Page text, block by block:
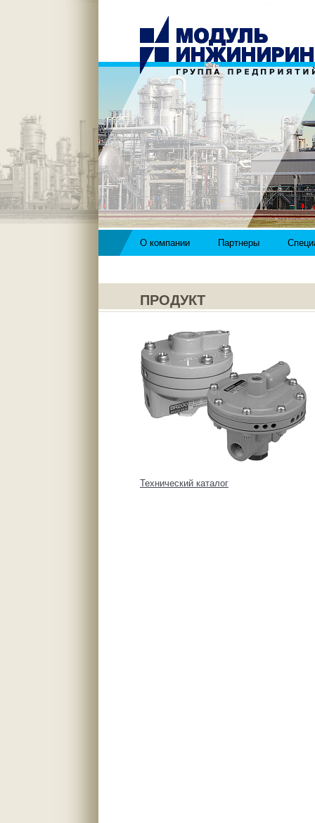
О компании Партнеры
ПРОДУКТ
Технический каталог